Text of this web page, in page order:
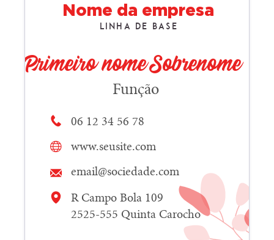
R Campo Bola 109
2525-555 Quinta Carocho
06 12 34 56 78
www.seusite.com
email@sociedade.com
Função
Primeiro nome Sobrenome
Nome da empresa
Linha de base